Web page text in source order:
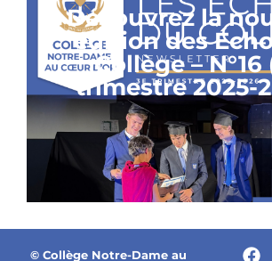
Découvrez la
édition des
Collège – N°16
trimestre 2025-
© Collège Notre-Dame au